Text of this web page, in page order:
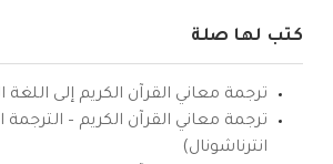
كتب لها صلة
ترجمة معاني القرآن الكريم إلى اللغة
ترجمة معاني القرآن الكريم – الترجمة
انترناشونال)